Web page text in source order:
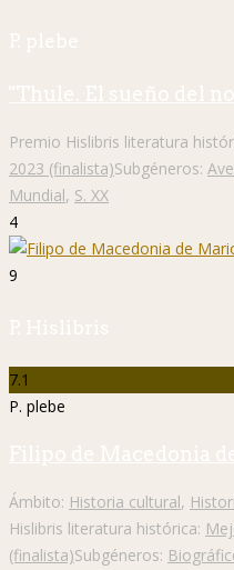
P. plebe
"Thule. El sueño del
Premio Hislibris literatura
2023 (finalista)Subgéneros:
Mundial, S. XX
4
9
P. Hislibris
7.1
P. plebe
Filipo de Macedonia
Ámbito: Historia cultural,
Hislibris literatura histórica:
(finalista)Subgéneros: